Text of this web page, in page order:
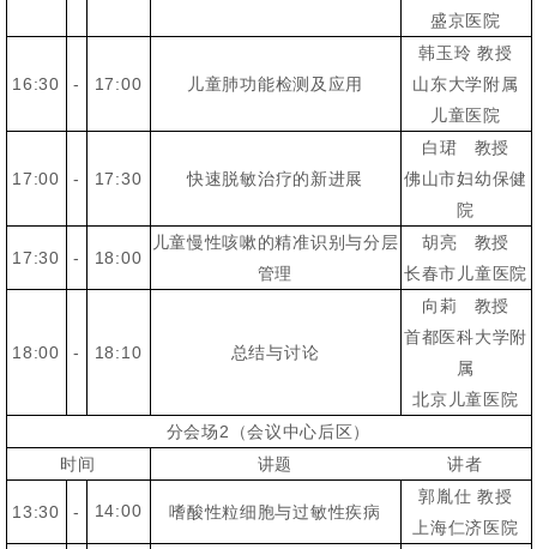
盛京医院
16:30 - 17:00 儿童肺功能检测及应用
韩玉玲 教授
山东大学附属
儿童医院
17:00 - 17:30 快速脱敏治疗的新进展
白珺 教授
佛山市妇幼保健
院
17:30 - 18:00
儿童慢性咳嗽的精准识别与分层
管理
胡亮 教授
长春市儿童医院
18:00 - 18:10 总结与讨论
向莉 教授
首都医科大学附
属
北京儿童医院
分会场2（会议中心后区）
时间
讲题 讲者
13:30 - 14:00 嗜酸性粒细胞与过敏性疾病
郭胤仕 教授
上海仁济医院